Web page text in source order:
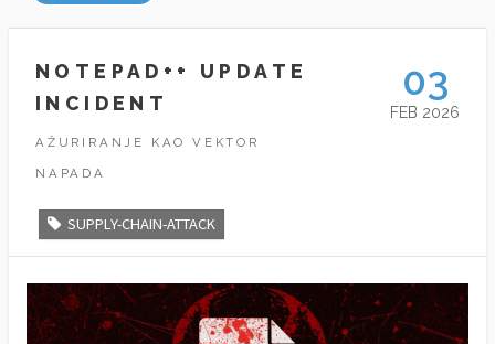
NOTEPAD++ UPDATE
INCIDENT
AŽURIRANJE KAO VEKTOR
NAPADA
SUPPLY-CHAIN-ATTACK
03
FEB 2026